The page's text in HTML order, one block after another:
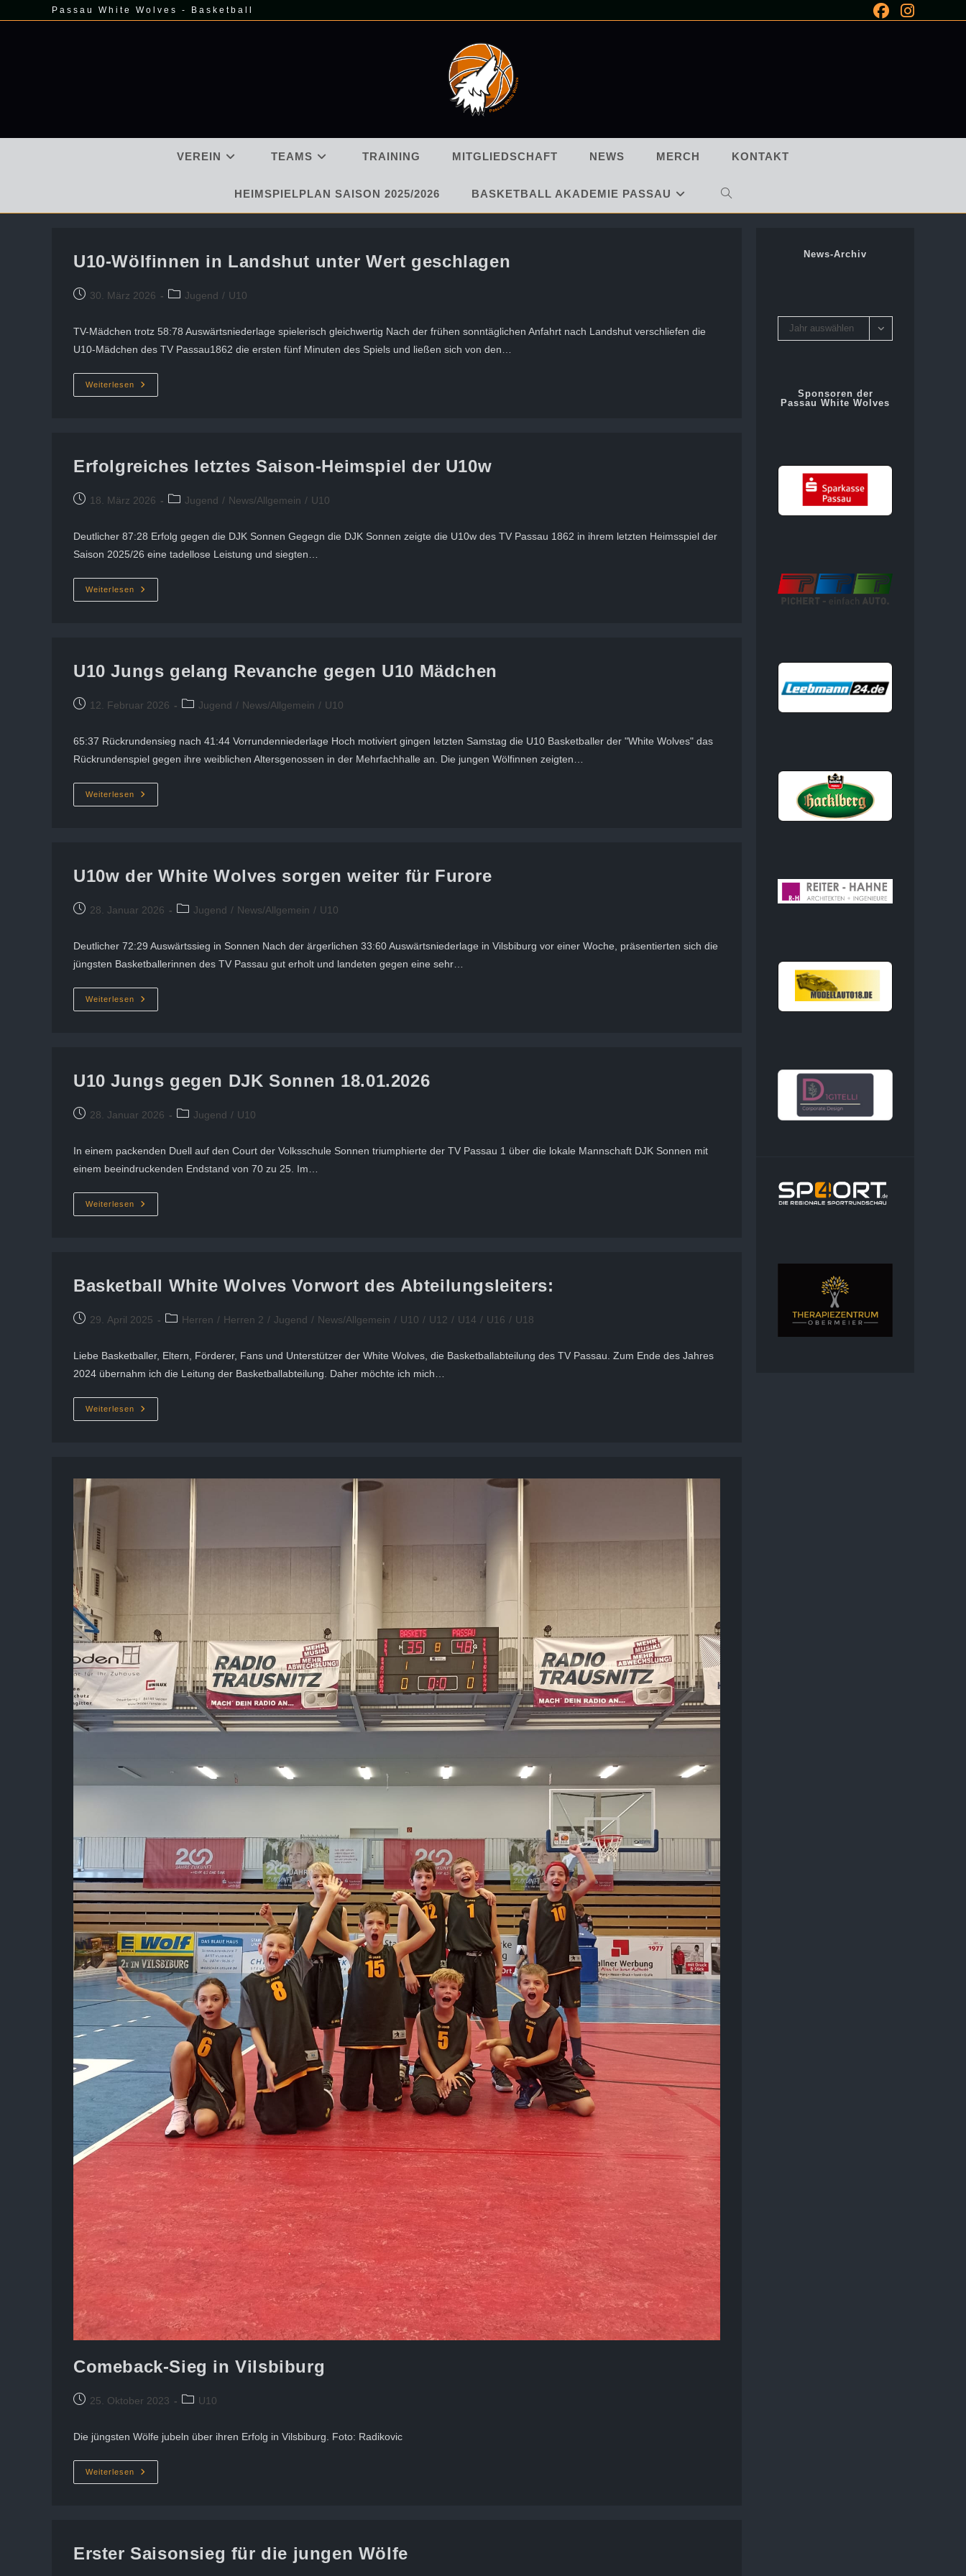
Passau White Wolves - Basketball
VEREIN TEAMS TRAINING MITGLIEDSCHAFT NEWS MERCH KONTAKT
HEIMSPIELPLAN SAISON 2025/2026 BASKETBALL AKADEMIE PASSAU WEBSITE-
U10-Wölfinnen in Landshut unter Wert geschlagen
Beitrag30. März 2026
Beitrags-
Jugend / U10
TV-Mädchen trotz 58:78 Auswärtsniederlage spielerisch gleichwertig Nach der frühen sonntäglichen Anfahrt nach Landshut verschliefen die
U10-Mädchen des TV Passau1862 die ersten fünf Minuten des Spiels und ließen sich von den…
Weiterlesen
U10-
Wölfinnen
Erfolgreiches letztes Saison-Heimspiel der U10w
Beitrag18. März 2026
Beitrags-
Jugend / News/Allgemein / U10
Deutlicher 87:28 Erfolg gegen die DJK Sonnen Gegegn die DJK Sonnen zeigte die U10w des TV Passau 1862 in ihrem letzten Heimsspiel der
Saison 2025/26 eine tadellose Leistung und siegten…
Weiterlesen
Erfolgreiches
Letztes
U10 Jungs gelang Revanche gegen U10 Mädchen
Beitrag12. Februar 2026
Beitrags-
Jugend / News/Allgemein / U10
65:37 Rückrundensieg nach 41:44 Vorrundenniederlage Hoch motiviert gingen letzten Samstag die U10 Basketballer der "White Wolves" das
Rückrundenspiel gegen ihre weiblichen Altersgenossen in der Mehrfachhalle an. Die jungen Wölfinnen zeigten…
Weiterlesen
U10
Jungs
U10w der White Wolves sorgen weiter für Furore
Beitrag28. Januar 2026
Beitrags-
Jugend / News/Allgemein / U10
Deutlicher 72:29 Auswärtssieg in Sonnen Nach der ärgerlichen 33:60 Auswärtsniederlage in Vilsbiburg vor einer Woche, präsentierten sich die
jüngsten Basketballerinnen des TV Passau gut erholt und landeten gegen eine sehr…
Weiterlesen
U10w
Der
U10 Jungs gegen DJK Sonnen 18.01.2026
Beitrag28. Januar 2026
Beitrags-
Jugend / U10
In einem packenden Duell auf den Court der Volksschule Sonnen triumphierte der TV Passau 1 über die lokale Mannschaft DJK Sonnen mit
einem beeindruckenden Endstand von 70 zu 25. Im…
Weiterlesen
U10
Jungs
Basketball White Wolves Vorwort des Abteilungsleiters:
Beitrag29. April 2025
Beitrags-
Herren / Herren 2 / Jugend / News/Allgemein / U10 / U12 / U14 / U16 / U18
Liebe Basketballer, Eltern, Förderer, Fans und Unterstützer der White Wolves, die Basketballabteilung des TV Passau. Zum Ende des Jahres
2024 übernahm ich die Leitung der Basketballabteilung. Daher möchte ich mich…
Weiterlesen
Basketball
White
Comeback-Sieg in Vilsbiburg
Beitrag25. Oktober 2023
Beitrags-
U10
Die jüngsten Wölfe jubeln über ihren Erfolg in Vilsbiburg. Foto: Radikovic
Weiterlesen
Comeback-
Sieg
Erster Saisonsieg für die jungen Wölfe
News-Archiv
Archiv
Jahr auswählen
Sponsoren der
Passau White Wolves